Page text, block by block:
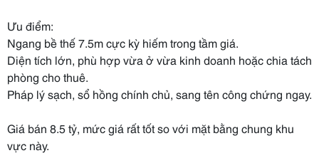
Ưu điểm:
Ngang bề thế 7.5m cực kỳ hiếm trong tầm giá.
Diện tích lớn, phù hợp vừa ở vừa kinh doanh hoặc chia tách
phòng cho thuê.
Pháp lý sạch, sổ hồng chính chủ, sang tên công chứng ngay.
Giá bán 8.5 tỷ, mức giá rất tốt so với mặt bằng chung khu
vực này.